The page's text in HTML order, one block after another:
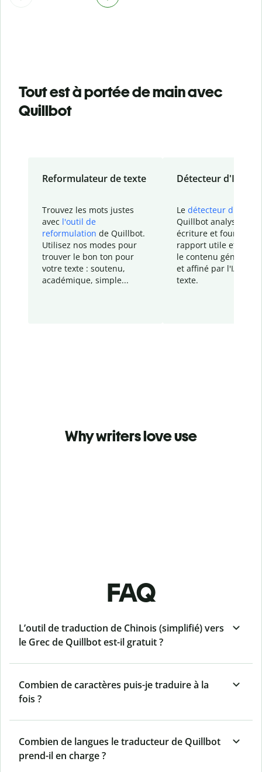
Tout est à portée de main avec
Quillbot
Reformulateur de texte
Trouvez les mots justes
avec l'outil de
reformulation de Quillbot.
Utilisez nos modes pour
trouver le bon ton pour
votre texte : soutenu,
académique, simple...
Détecteur d'IA
Le détecteur d'IA
Quillbot analyse votre
écriture et fournit un
rapport utile et
le contenu généré
et affiné par l'IA
texte.
Why writers love use
FAQ
L’outil de traduction de Chinois (simplifié) vers
le Grec de Quillbot est-il gratuit ?
Combien de caractères puis-je traduire à la
fois ?
Combien de langues le traducteur de Quillbot
prend-il en charge ?